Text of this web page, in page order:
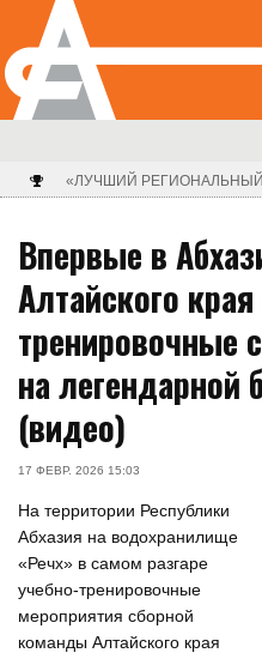
«ЛУЧШИЙ
Впервые в
Алтайского
тренировочные
на легендарной
(видео)
17 ФЕВР. 2026 15:03
На территории Республики
Абхазия на водохранилище
«Речх» в самом разгаре
учебно-тренировочные
мероприятия сборной
команды Алтайского края